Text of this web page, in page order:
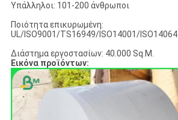
Υπάλληλοι: 101-200 άνθρωποι
Ποιότητα επικυρωμένη:
UL/ISO9001/TS16949/ISO14001/ISO14064
Διάστημα εργοστασίων: 40.000 Sq.M.
Εικόνα προϊόντων: